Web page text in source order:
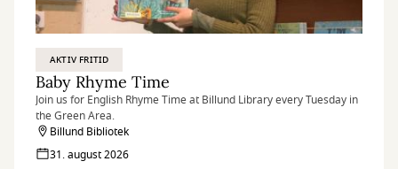
AKTIV FRITID
Baby Rhyme Time
Join us for English Rhyme Time at Billund Library every Tuesday in
the Green Area.
Billund Bibliotek
31. august 2026